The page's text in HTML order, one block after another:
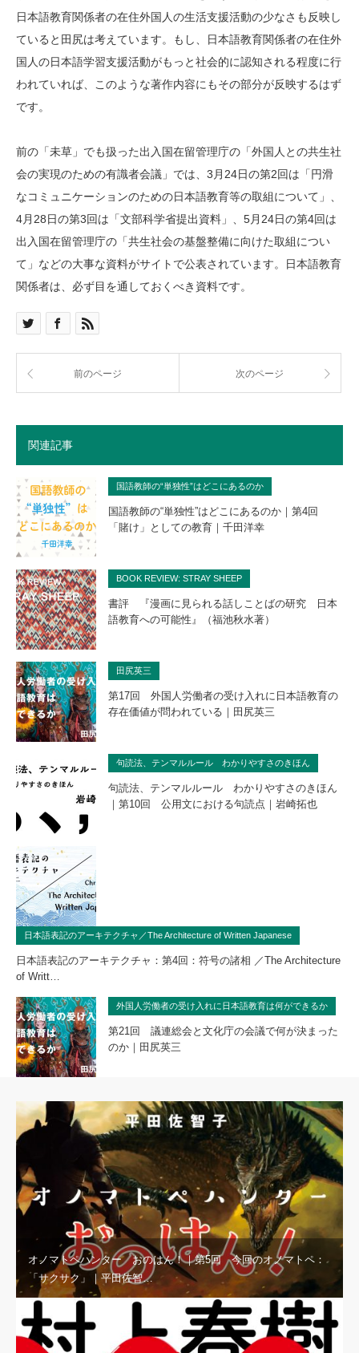
日本語教育関係者の在住外国人の生活支援活動の少なさも反映し
ていると田尻は考えています。もし、日本語教育関係者の在住外
国人の日本語学習支援活動がもっと社会的に認知される程度に行
われていれば、このような著作内容にもその部分が反映するはず
です。
前の「未草」でも扱った出入国在留管理庁の「外国人との共生社
会の実現のための有識者会議」では、3月24日の第2回は「円滑
なコミュニケーションのための日本語教育等の取組について」、
4月28日の第3回は「文部科学省提出資料」、5月24日の第4回は
出入国在留管理庁の「共生社会の基盤整備に向けた取組につい
て」などの大事な資料がサイトで公表されています。日本語教育
関係者は、必ず目を通しておくべき資料です。
前のページ 次のページ
関連記事
国語教師の“単独性”はどこにあるのか
国語教師の“単独性”はどこにあるのか｜第4回
「賭け」としての教育｜千田洋幸
BOOK REVIEW: STRAY SHEEP
書評 『漫画に見られる話しことばの研究 日本
語教育への可能性』（福池秋水著）
田尻英三
第17回 外国人労働者の受け入れに日本語教育の
存在価値が問われている｜田尻英三
句読法、テンマルルール わかりやすさのきほん
句読法、テンマルルール わかりやすさのきほん
｜第10回 公用文における句読点｜岩崎拓也
日本語表記のアーキテクチャ／The Architecture of Written Japanese
日本語表記のアーキテクチャ：第4回：符号の諸相 ／The Architecture
of Writt…
外国人労働者の受け入れに日本語教育は何ができるか
第21回 議連総会と文化庁の会議で何が決まった
のか｜田尻英三
オノマトペハンター おのはん！｜第5回 今回のオノマトペ：
「サクサク」｜平田佐智…